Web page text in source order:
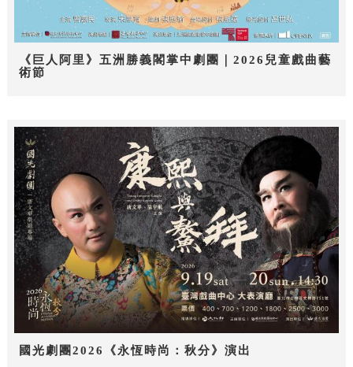
《巨人阿里》五洲勝義閣掌中劇團｜2026兒童戲曲藝
術節
國光劇團2026《永恆時尚：秋分》演出